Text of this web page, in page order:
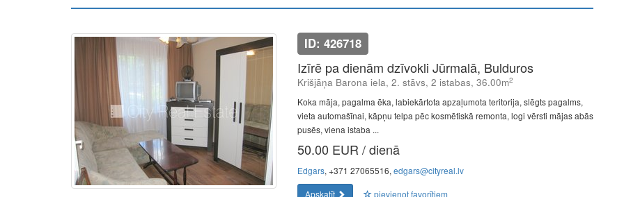
ID: 426718
Izīrē pa dienām dzīvokli Jūrmalā, Bulduros
Krišjāņa Barona iela, 2. stāvs, 2 istabas, 36.00m2
Koka māja, pagalma ēka, labiekārtota apzaļumota teritorija, slēgts pagalms,
vieta automašīnai, kāpņu telpa pēc kosmētiskā remonta, logi vērsti mājas abās
pusēs, viena istaba ...
50.00 EUR / dienā
Edgars, +371 27065516, edgars@cityreal.lv
Apskatīt
pievienot favorītiem